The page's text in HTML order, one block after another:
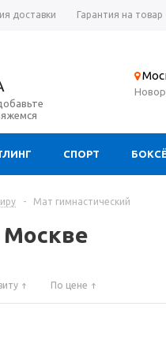
доставки Гарантия на товар
СПОРТ
- Мат гимнастический
Москве
По цене